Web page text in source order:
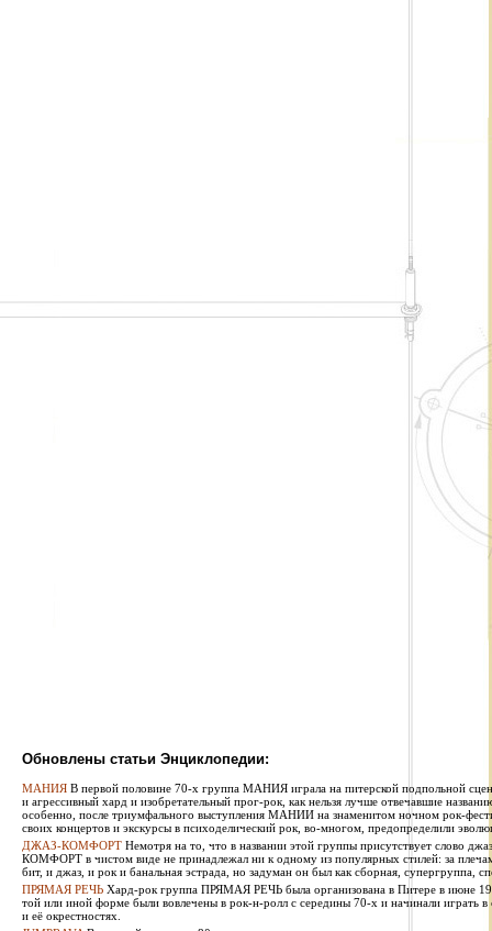
Обновлены статьи Энциклопедии:
МАНИЯ В первой половине 70-х группа МАНИЯ играла на питерской подпольной
и агрессивный хард и изобретательный прог-рок, как нельзя лучше отвечавшие
особенно, после триумфального выступления МАНИИ на знаменитом ночном рок-
своих концертов и экскурсы в психоделический рок, во-многом, предопределили
ДЖАЗ-КОМФОРТ Немотря на то, что в названии этой группы присутствует слово
КОМФОРТ в чистом виде не принадлежал ни к одному из популярных стилей: за
бит, и джаз, и рок и банальная эстрада, но задуман он был как сборная, супергруппа,
ПРЯМАЯ РЕЧЬ Хард-рок группа ПРЯМАЯ РЕЧЬ была организована в Питере в июне
той или иной форме были вовлечены в рок-н-ролл с середины 70-х и начинали играть
и её окрестностях.